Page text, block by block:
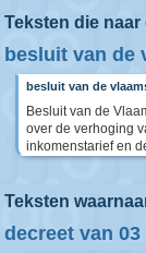
Teksten die
besluit van de
besluit van de
Besluit van de
over de verhoging
inkomenstarief en
Teksten
decreet van 03